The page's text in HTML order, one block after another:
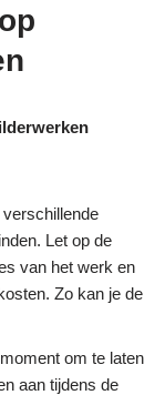
Let op de
van het werk en
Zo kan je de
om te laten
aan tijdens de